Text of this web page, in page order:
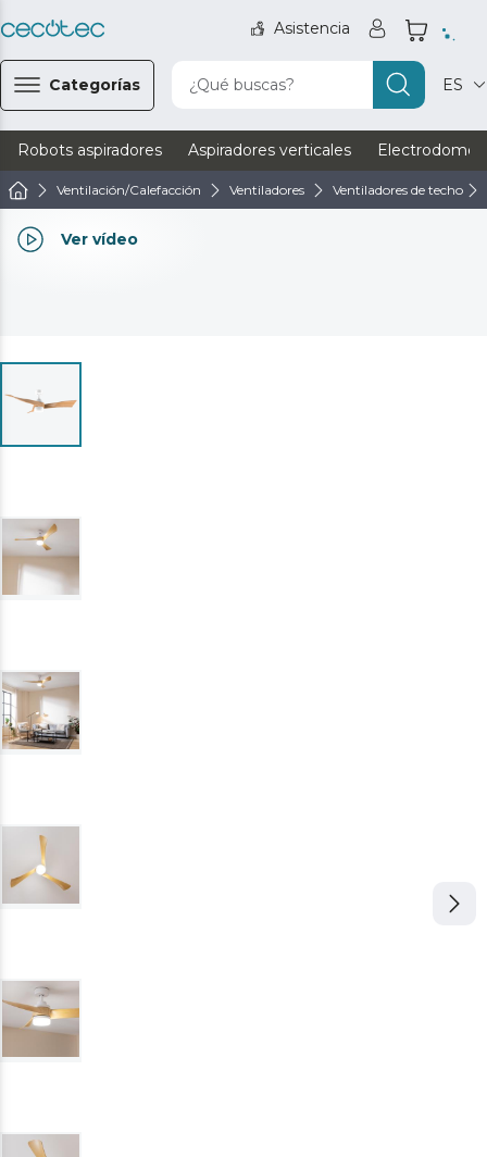
Asistencia
Categorías ¿Qué buscas? ES
Robots aspiradores Aspiradores verticales
Ventilación/Calefacción Ventiladores Ventiladores de techo
Ver vídeo